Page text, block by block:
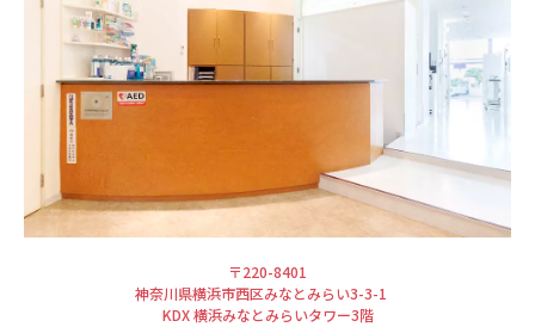
〒220-8401
神奈川県横浜市西区みなとみらい3-3-1
KDX 横浜みなとみらいタワー3階